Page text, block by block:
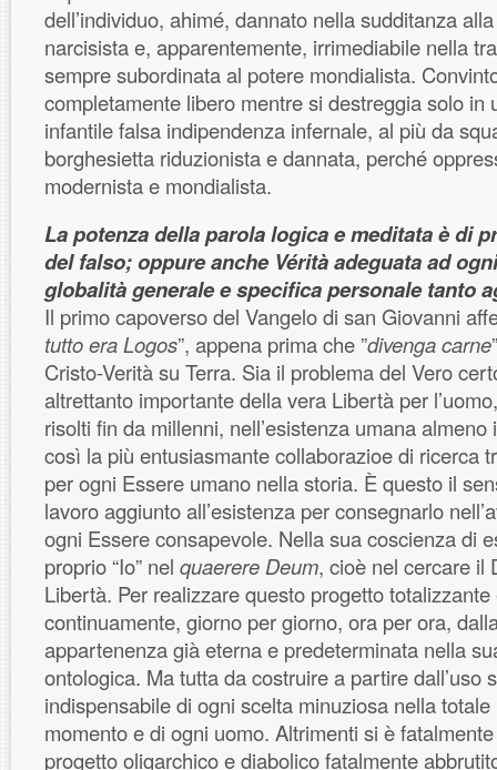
dell’individuo, ahimé, dannato nella sudditanza
narcisista e, apparentemente, irrimediabile nella
sempre subordinata al potere mondialista.
completamente libero mentre si destreggia solo in
infantile falsa indipendenza infernale, al più da
borghesietta riduzionista e dannata, perché
modernista e mondialista.
La potenza della parola logica e meditata è di
del falso; oppure anche Vérità adeguata ad
globalità generale e specifica personale tanto
Il primo capoverso del Vangelo di san Giovanni
tutto era Logos”, appena prima che ”divenga carne
Cristo-Verità su Terra. Sia il problema del Vero
altrettanto importante della vera Libertà per
risolti fin da millenni, nell’esistenza umana
così la più entusiasmante collaborazioe di ricerca
per ogni Essere umano nella storia. È questo il
lavoro aggiunto all’esistenza per consegnarlo
ogni Essere consapevole. Nella sua coscienza di
proprio “Io” nel quaerere Deum, cioè nel cercare il
Libertà. Per realizzare questo progetto
continuamente, giorno per giorno, ora per ora,
appartenenza già eterna e predeterminata nella
ontologica. Ma tutta da costruire a partire dall’uso
indispensabile di ogni scelta minuziosa nella
momento e di ogni uomo. Altrimenti si è
progetto oligarchico e diabolico fatalmente